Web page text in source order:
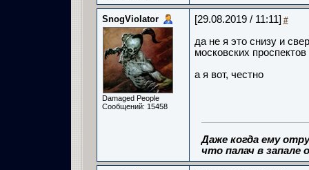
SnogViolator
Damaged People
Сообщений: 15458
[29.08.2019 / 11:11] #
да не я это снизу и
московских
а я вот, честно
Даже когда ему
что палач в запале